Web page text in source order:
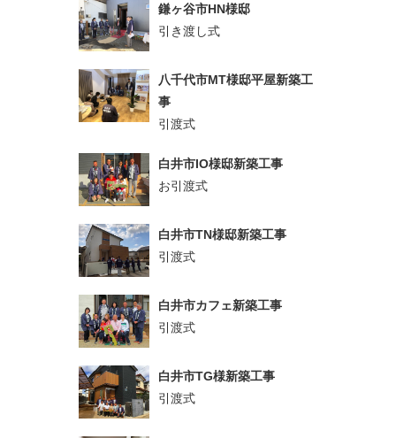
鎌ヶ谷市HN様邸
引き渡し式
八千代市MT様邸平屋新築工
事
引渡式
白井市IO様邸新築工事
お引渡式
白井市TN様邸新築工事
引渡式
白井市カフェ新築工事
引渡式
白井市TG様新築工事
引渡式